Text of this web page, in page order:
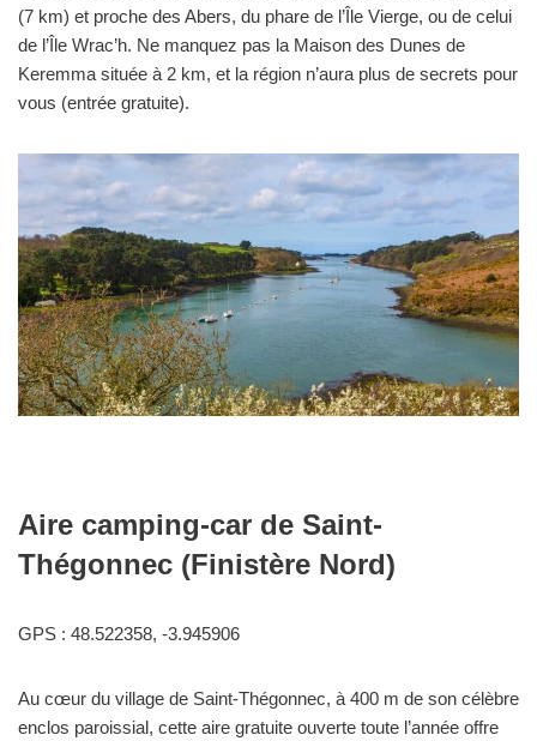
(7 km) et proche des Abers, du phare de l’Île Vierge, ou de celui
de l’Île Wrac’h. Ne manquez pas la Maison des Dunes de
Keremma située à 2 km, et la région n’aura plus de secrets pour
vous (entrée gratuite).
Aire camping-car de Saint-
Thégonnec (Finistère Nord)
GPS : 48.522358, -3.945906
Au cœur du village de Saint-Thégonnec, à 400 m de son célèbre
enclos paroissial, cette aire gratuite ouverte toute l’année offre